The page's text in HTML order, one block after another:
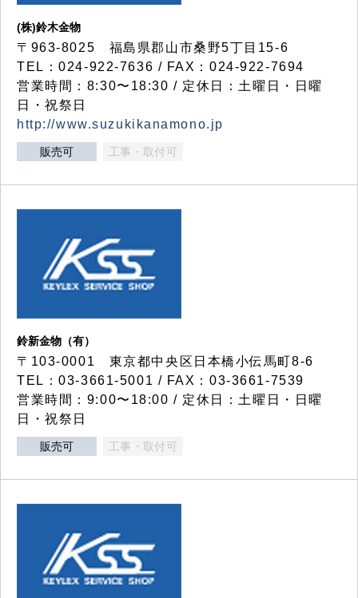
(株)鈴木金物
〒963-8025 福島県郡山市桑野5丁目15-6
TEL：024-922-7636 / FAX：024-922-7694
営業時間：8:30〜18:30 / 定休日：土曜日・日曜
日・祝祭日
http://www.suzukikanamono.jp
販売可 工事・取付可
鈴新金物（有）
〒103-0001 東京都中央区日本橋小伝馬町8-6
TEL：03-3661-5001 / FAX：03-3661-7539
営業時間：9:00〜18:00 / 定休日：土曜日・日曜
日・祝祭日
販売可 工事・取付可